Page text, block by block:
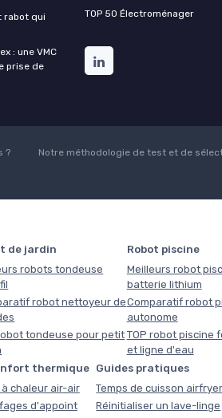
rabot qui
: une VMC
prise de
TOP 50 Électroménager
?
Notre méthodologie de test et de
de jardin
robots tondeuse
robot nettoyeur de
tondeuse pour petit
Robot piscine
Meilleurs robot
batterie lithium
Comparatif robot
autonome
TOP robot piscine
et ligne d'eau
thermique
chaleur air-air
d'appoint
Guides pratiques
Temps de cuisson airfryer
Réinitialiser un lave-linge